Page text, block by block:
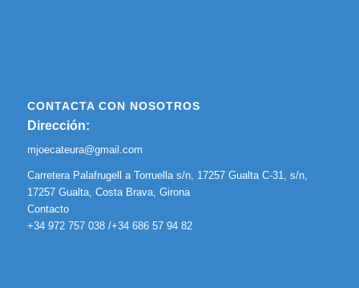
CONTACTA CON NOSOTROS
Dirección:
mjoecateura@gmail.com
Carretera Palafrugell a Torruella s/n, 17257 Gualta C-31, s/n,
17257 Gualta, Costa Brava, Girona
Contacto
+34 972 757 038 /+34 686 57 94 82